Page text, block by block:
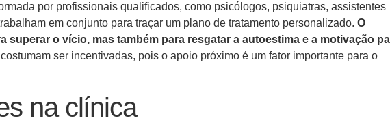
por profissionais qualificados, como psicólogos, psiquiatras, assistentes
em conjunto para traçar um plano de tratamento personalizado. O
superar o vício, mas também para resgatar a autoestima e a motivação
ser incentivadas, pois o apoio próximo é um fator importante para o
na clínica